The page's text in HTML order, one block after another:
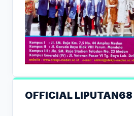
OFFICIAL LIPUTAN68